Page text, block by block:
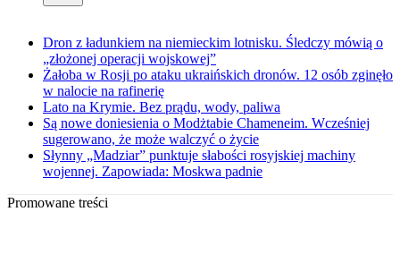
Dron z ładunkiem na niemieckim lotnisku. Śledczy mówią o
„złożonej operacji wojskowej”
Żałoba w Rosji po ataku ukraińskich dronów. 12 osób zginęło
w nalocie na rafinerię
Lato na Krymie. Bez prądu, wody, paliwa
Są nowe doniesienia o Modżtabie Chameneim. Wcześniej
sugerowano, że może walczyć o życie
Słynny „Madziar” punktuje słabości rosyjskiej machiny
wojennej. Zapowiada: Moskwa padnie
Promowane treści